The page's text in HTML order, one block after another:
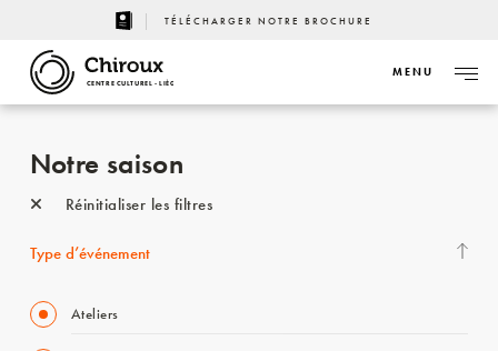
TÉLÉCHARGER NOTRE BROCHURE
CENTRE CULTUREL - LIÈGE
MENU
Notre saison
Réinitialiser les filtres
Type d’événement
Ateliers